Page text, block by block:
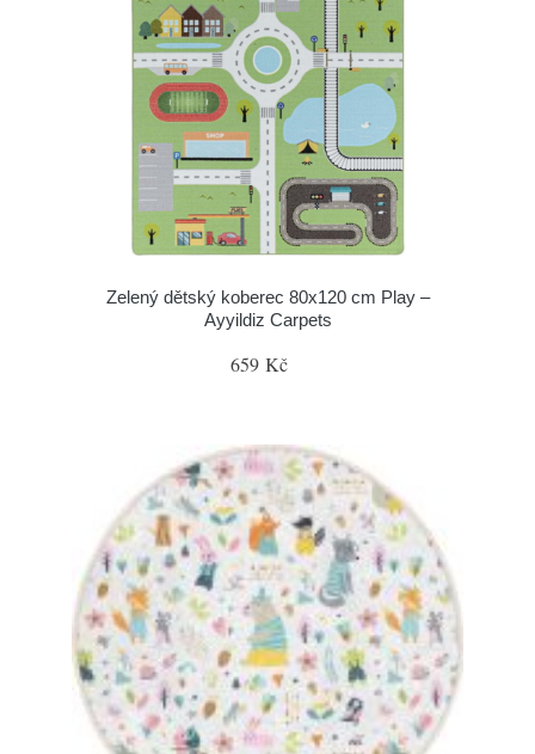
Zelený dětský koberec 80x120 cm Play –
Ayyildiz Carpets
659 Kč